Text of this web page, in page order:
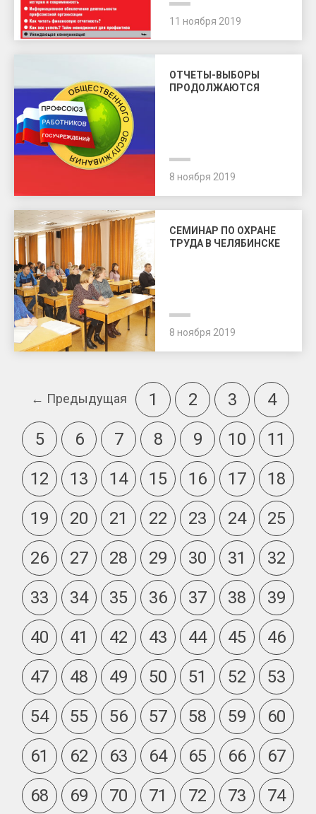
11 ноября 2019
ОТЧЕТЫ-ВЫБОРЫ
ПРОДОЛЖАЮТСЯ
8 ноября 2019
СЕМИНАР ПО ОХРАНЕ
ТРУДА В ЧЕЛЯБИНСКЕ
8 ноября 2019
← Предыдущая 1 2 3
4
5
6 7 8 9 10
11
12
13 14 15 16 17
18
19
20 21 22 23 24
25
26
27 28 29 30 31
32
33
34 35 36 37 38
39
40
41 42 43 44 45
46
47
48 49 50 51 52
53
54
55 56 57 58 59
60
61
62 63 64 65 66
67
68
69 70 71 72 73
74